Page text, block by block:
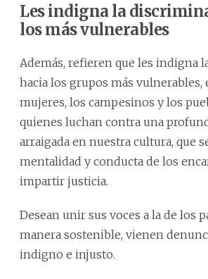
Les indigna la
los más vulnerables
Además, refieren que les indigna
hacia los grupos más vulnerables,
mujeres, los campesinos y los
quienes luchan contra una
arraigada en nuestra cultura, que
mentalidad y conducta de los
impartir justicia.
Desean unir sus voces a la de los
manera sostenible, vienen
indigno e injusto.